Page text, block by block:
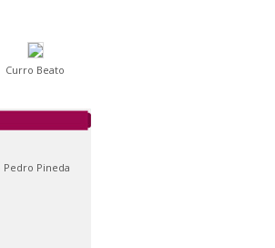
Curro Beato
Pedro Pineda